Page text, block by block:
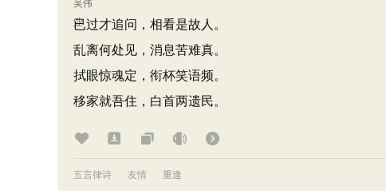
已过才追问，相看是故人。
乱离何处见，消息苦难真。
拭眼惊魂定，衔杯笑语频。
移家就吾住，白首两遗民。
五言律诗 友情 重逢